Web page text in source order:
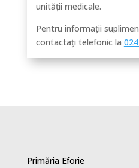
unității medicale.
Pentru informații
contactați telefonic la
Primăria Eforie